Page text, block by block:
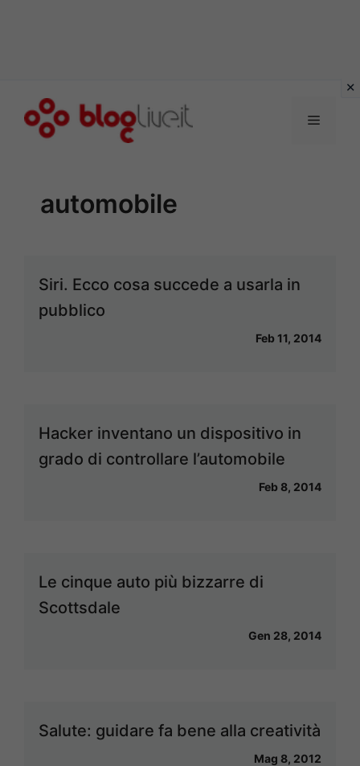
Menu
automobile
Siri. Ecco cosa succede a usarla in
pubblico
Feb 11, 2014
Hacker inventano un dispositivo in
grado di controllare l’automobile
Feb 8, 2014
Le cinque auto più bizzarre di
Scottsdale
Gen 28, 2014
Salute: guidare fa bene alla creatività
Mag 8, 2012